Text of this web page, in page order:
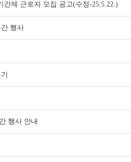
간제 근로자 모집 공고(수정-25.5.22.)
행사
행사 안내